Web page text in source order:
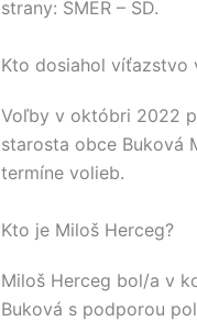
strany: SMER – SD.
Kto dosiahol víťazstvo
Voľby v októbri 2022
starosta obce Buková
termíne volieb.
Kto je Miloš Herceg?
Miloš Herceg bol/a v
Buková s podporou